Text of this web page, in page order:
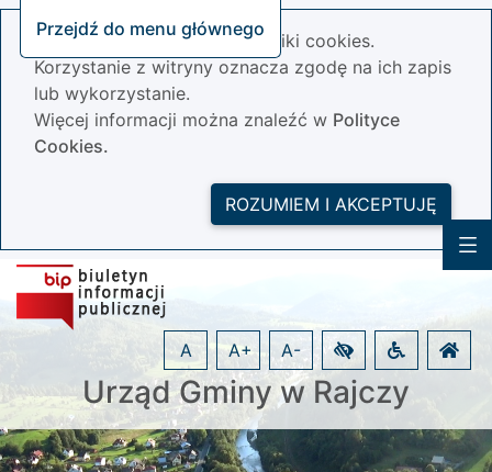
Przejdź do menu głównego
Nasza strona wykorzystuje pliki cookies.
Korzystanie z witryny oznacza zgodę na ich zapis
lub wykorzystanie.
Więcej informacji można znaleźć w Polityce
Cookies.
ROZUMIEM I AKCEPTUJĘ
Urząd Gminy w Rajczy
A A+ A-